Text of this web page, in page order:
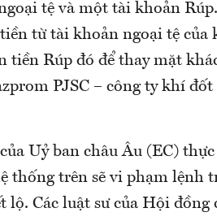
tệ và một tài khoản Rúp.
từ tài khoản ngoại tệ của
tiền Rúp đó để thay mặt
PJSC – công ty khí đốt
Uỷ ban châu Âu (EC)
thống trên sẽ vi phạm lệnh
Các luật sư của Hội đồng